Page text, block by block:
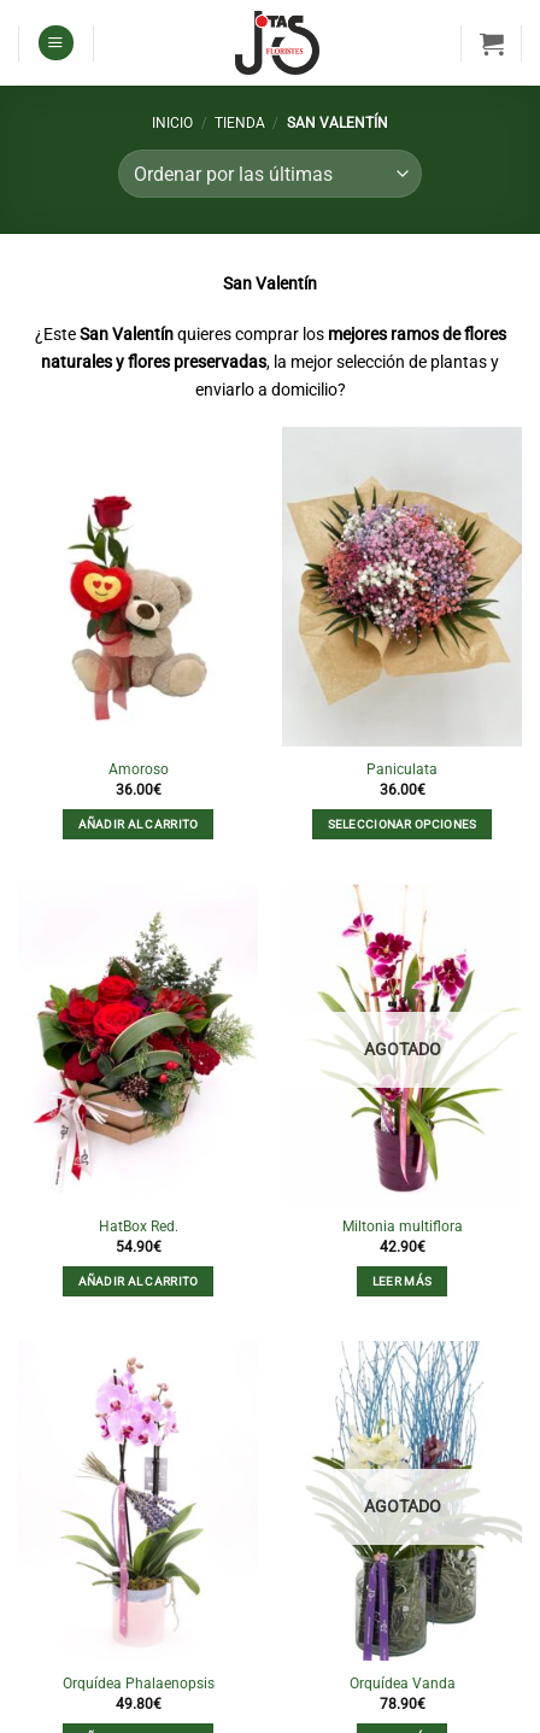
contenido
INICIO / TIENDA / SAN VALENTÍN
San Valentín
¿EsteSan Valentínquieres comprar los mejores ramos de flores
naturales y flores preservadas, la mejor selección de plantas y
enviarlo a domicilio?
Amoroso
36.00€
AÑADIR AL CARRITO
Paniculata
36.00€
SELECCIONAR OPCIONES
múltiples
variantes.
Las
opciones
se
pueden
elegir
la
página
de
producto
HatBox Red.
54.90€
AÑADIR AL CARRITO
AGOTADO
Miltonia multiflora
42.90€
LEER MÁS
Orquídea Phalaenopsis
49.80€
AGOTADO
Orquídea Vanda
78.90€